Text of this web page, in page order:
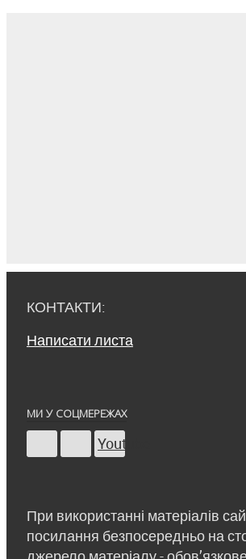
КОНТАКТИ:
Написати листа
МИ У СОЦМЕРЕЖАХ
Youtube
При використанні матеріалів
посилання безпосередньо на